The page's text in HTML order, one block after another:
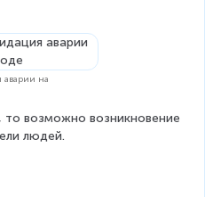
аварии на
то возможно возникновение
людей.